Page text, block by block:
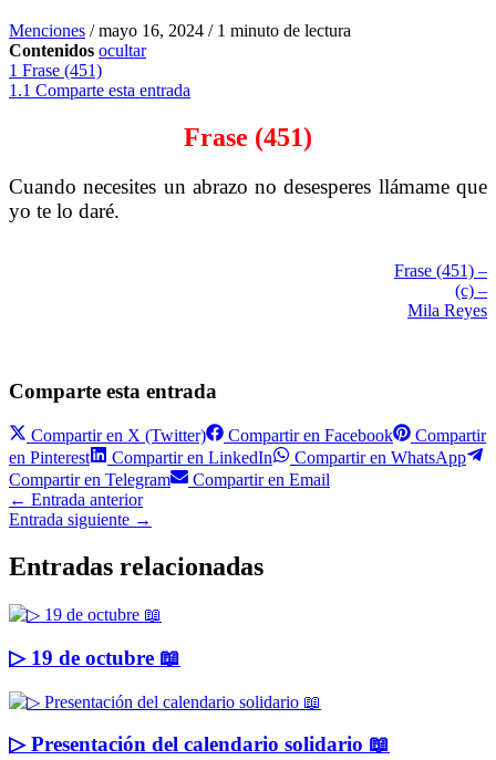
Menciones /mayo 16, 2024 / 1 minuto de lectura
Contenidos ocultar
1 Frase (451)
1.1 Comparte esta entrada
Frase (451)
Cuando necesites un abrazo no desesperes llámame que
yo te lo daré.
Frase (451) –
(c) –
Mila Reyes
Comparte esta entrada
Compartir en X (Twitter) Compartir en Facebook
Compartir
en Pinterest Compartir en LinkedIn Compartir en WhatsApp
Compartir en Telegram Compartir en Email
← Entrada anterior
Entrada siguiente →
Entradas relacionadas
▷ 19 de octubre 📖
▷ Presentación del calendario solidario 📖